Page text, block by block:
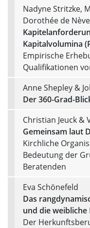
Nadyne Stritzke,
Dorothée de Nève
Kapitalvolumina
Empirische
Qualifikationen
Anne Shepley &
Der 360-Grad-
Christian Jeuck &
Gemeinsam laut
Kirchliche
Bedeutung der
Beratenden
Eva Schönefeld
Das
und die weibliche
Der